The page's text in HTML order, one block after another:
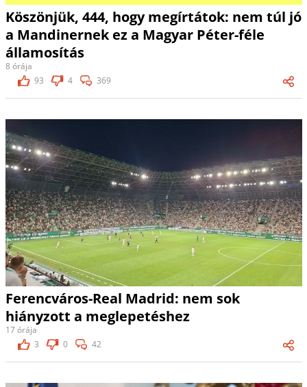
Köszönjük, 444, hogy megírtátok: nem túl jó
a Mandinernek ez a Magyar Péter-féle
államosítás
8 órája
93
4 369
Ferencváros-Real Madrid: nem sok
hiányzott a meglepetéshez
17 órája
3
0 42